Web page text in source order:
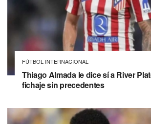
FÚTBOL INTERNACIONAL
Thiago Almada le dice sí a River
fichaje sin precedentes